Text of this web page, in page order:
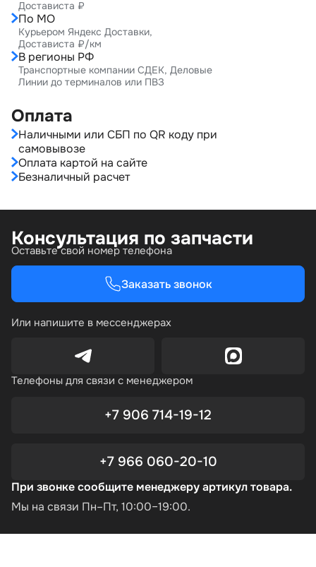
Достависта ₽
По МО
Курьером Яндекс Доставки,
Достависта ₽/км
В регионы РФ
Транспортные компании СДЕК, Деловые
Линии до терминалов или ПВЗ
Оплата
Наличными или СБП по QR коду при
самовывозе
Оплата картой на сайте
Безналичный расчет
Консультация по запчасти
Оставьте свой номер телефона
Заказать звонок
Или напишите в мессенджерах
Телефоны для связи с менеджером
+7 906 714-19-12
+7 966 060-20-10
При звонке сообщите менеджеру артикул товара.
Мы на связи Пн–Пт, 10:00–19:00.